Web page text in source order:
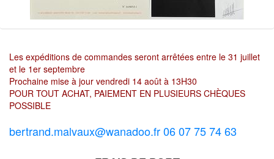
Les expéditions de commandes seront arrêtées entre le 31 juillet
et le 1er septembre
Prochaine mise à jour vendredi 14 août à 13H30
POUR TOUT ACHAT, PAIEMENT EN PLUSIEURS CHÈQUES
POSSIBLE
bertrand.malvaux@wanadoo.fr 06 07 75 74 63